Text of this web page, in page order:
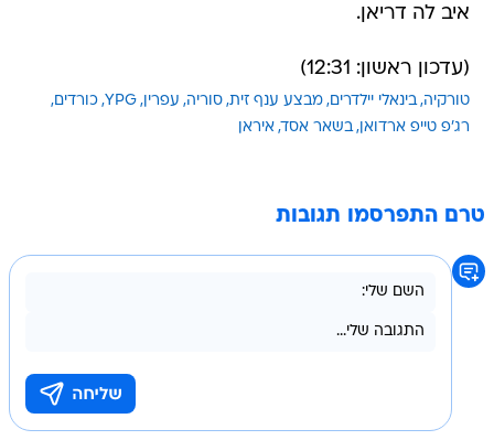
איב לה דריאן.
(עדכון ראשון: 12:31)
טורקיה בינאלי יילדרים מבצע ענף זית סוריה עפרין YPG כורדים
רג'פ טייפ ארדואן בשאר אסד איראן
טרם התפרסמו תגובות